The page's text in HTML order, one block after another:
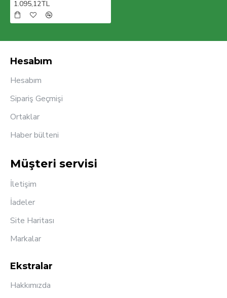
Hollanda, İsveç, İsviçre, Fas başta olmak üzere 42
ülkede satışlarımız devam etmekte 70 ülkeye
müşterilerimizin beğenisine sunmaktır.
1.095,12TL
Hesabım
Hesabım
Sipariş Geçmişi
Ortaklar
Haber bülteni
Müşteri servisi
İletişim
İadeler
Site Haritası
Markalar
Ekstralar
Hakkımızda